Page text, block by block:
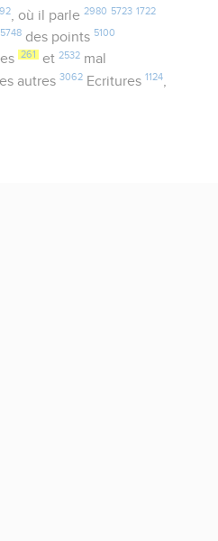
, où il parle 2980 5723 1722
5748 des points 5100
261 et2532 mal
autres3062 Ecritures 1124